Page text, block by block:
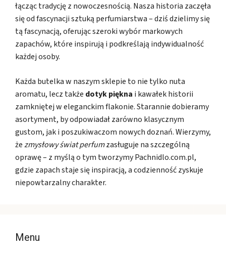
łącząc tradycję z nowoczesnością. Nasza historia zaczęła
się od fascynacji sztuką perfumiarstwa – dziś dzielimy się
tą fascynacją, oferując szeroki wybór markowych
zapachów, które inspirują i podkreślają indywidualność
każdej osoby.
Każda butelka w naszym sklepie to nie tylko nuta
aromatu, lecz także dotyk piękna i kawałek historii
zamkniętej w eleganckim flakonie. Starannie dobieramy
asortyment, by odpowiadał zarówno klasycznym
gustom, jak i poszukiwaczom nowych doznań. Wierzymy,
żezmysłowy świat perfumzasługuje na szczególną
oprawę – z myślą o tym tworzymy Pachnidlo.com.pl,
gdzie zapach staje się inspiracją, a codzienność zyskuje
niepowtarzalny charakter.
Menu